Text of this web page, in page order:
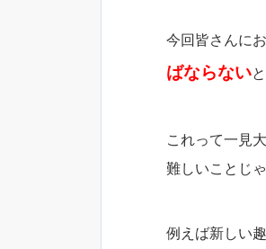
今回皆さんに
ばならない
これって一見
難しいことじ
例えば新しい